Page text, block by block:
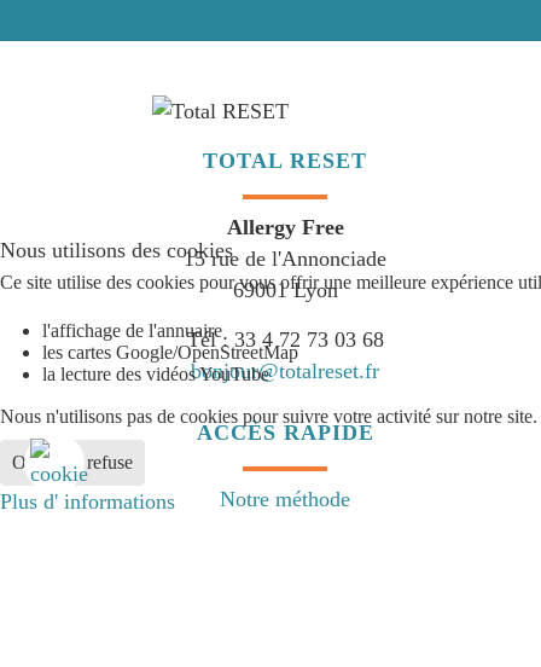
TOTAL RESET
Allergy Free
15 rue de l'Annonciade
69001 Lyon
Tél : 33 4 72 73 03 68
bonjour@totalreset.fr
ACCÈS RAPIDE
Notre méthode
Nous utilisons des cookies
Ce site utilise des cookies pour vous offrir une meilleure expérience
l'affichage de l'annuaire
les cartes Google/OpenStreetMap
la lecture des vidéos YouTube
Nous n'utilisons pas de cookies pour suivre votre activité sur notre site.
Ok Je refuse
Plus d' informations